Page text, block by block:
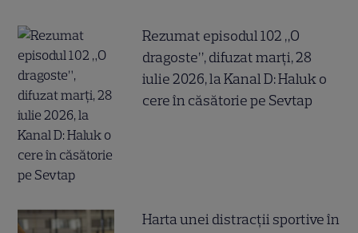
Rezumat episodul 102 „O
dragoste”, difuzat marți, 28
iulie 2026, la Kanal D: Haluk o
cere în căsătorie pe Sevtap
Harta unei distracții sportive în